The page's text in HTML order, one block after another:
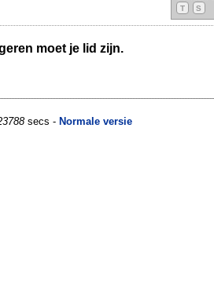
T
S
moet je lid zijn.
secs - Normale versie